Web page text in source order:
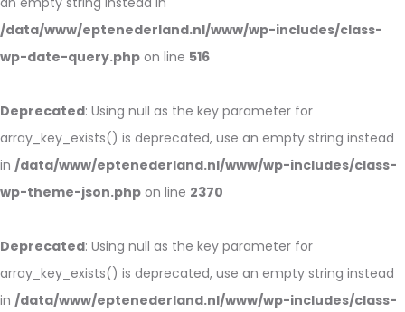
/data/www/eptenederland.nl/www/wp-includes/class-
wp-date-query.php on line 516
Deprecated: Using null as the key parameter for
array_key_exists() is deprecated, use an empty string instead
in /data/www/eptenederland.nl/www/wp-includes/class-
wp-theme-json.php on line 2370
Deprecated: Using null as the key parameter for
array_key_exists() is deprecated, use an empty string instead
in /data/www/eptenederland.nl/www/wp-includes/class-